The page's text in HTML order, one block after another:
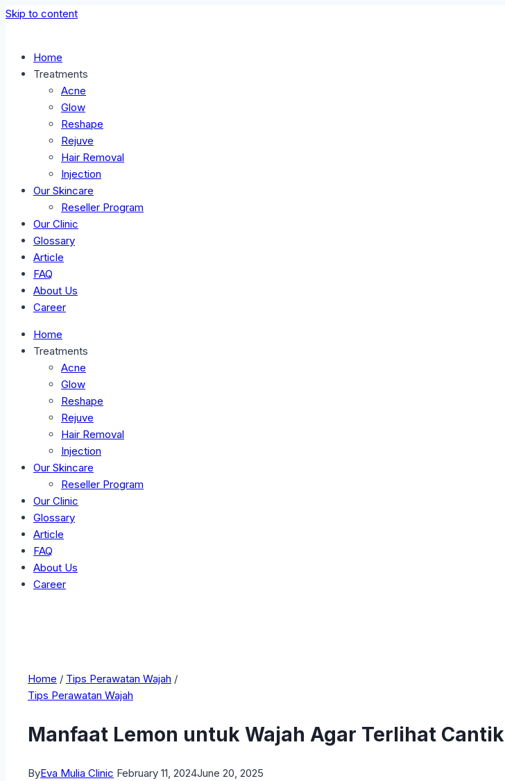
Skip to content
Home
Treatments
Acne
Glow
Reshape
Rejuve
Hair Removal
Injection
Our Skincare
Reseller Program
Our Clinic
Glossary
Article
FAQ
About Us
Career
Home
Treatments
Acne
Glow
Reshape
Rejuve
Hair Removal
Injection
Our Skincare
Reseller Program
Our Clinic
Glossary
Article
FAQ
About Us
Career
Home / Tips Perawatan Wajah /
Tips Perawatan Wajah
Manfaat Lemon untuk Wajah Agar Terlihat Cantik
ByEva Mulia Clinic February 11, 2024June 20, 2025